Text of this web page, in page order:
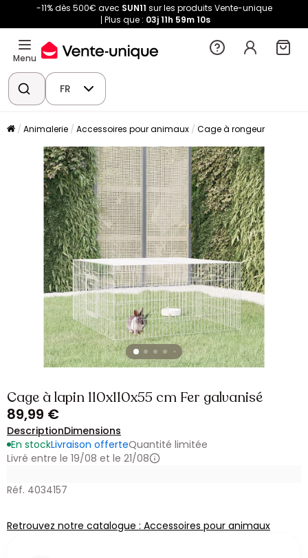
-11% dès 500€ avec SUN11 sur les produits Vente-unique
Plus que : 03j 11h 59m 10s
Menu
FR
Animalerie Accessoires pour animaux Cage à rongeur
Cage à lapin 110x110x55 cm Fer galvanisé
89,99 €
DescriptionDimensions
En stockLivraison offerteQuantité limitée
Livré entre le 19/08 et le 21/08
Réf. 4034157
Retrouvez notre catalogue : Accessoires pour animaux